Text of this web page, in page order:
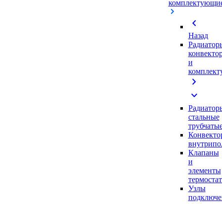
chevron_left
Назад
и
chevron_right
expand_more
стальные
Клапаны
и
элементы
Узлы